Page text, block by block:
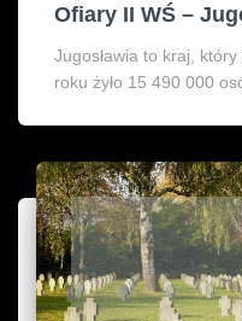
Ofiary II WŚ –
Jugosławia to kraj,
roku żyło 15 490 000